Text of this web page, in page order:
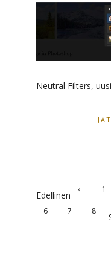
Neutral Filters,
Edellinen
‹ 1
6 7 8